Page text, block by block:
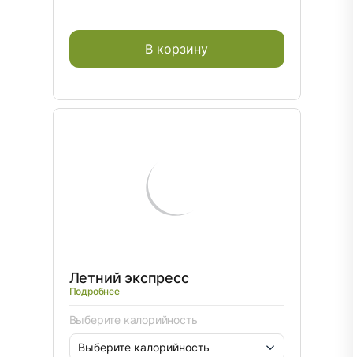
В корзину
Летний экспресс
Подробнее
Выберите калорийность